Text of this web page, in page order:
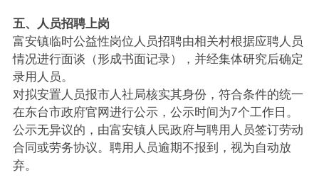
五、人员招聘上岗
富安镇临时公益性岗位人员招聘由相关村根据应聘人员
情况进行面谈（形成书面记录），并经集体研究后确定
录用人员。
对拟安置人员报市人社局核实其身份，符合条件的统一
在东台市政府官网进行公示，公示时间为7个工作日。
公示无异议的，由富安镇人民政府与聘用人员签订劳动
合同或劳务协议。聘用人员逾期不报到，视为自动放
弃。